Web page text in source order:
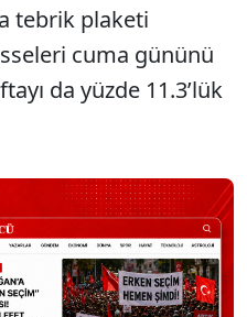
tebrik plaketi
cuma gününü
da yüzde 11.3’lük